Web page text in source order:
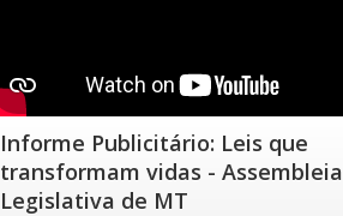
Informe Publicitário: Leis que
transformam vidas - Assembleia
Legislativa de MT